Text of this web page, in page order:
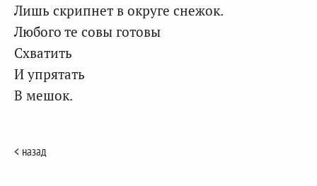
Лишь скрипнет в округе снежок.
Любого те совы готовы
Схватить
И упрятать
В мешок.
< назад